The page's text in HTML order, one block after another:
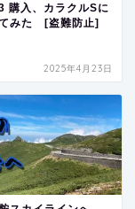
購入、カラクルSに
みた [盗難防止]
2025年4月23日